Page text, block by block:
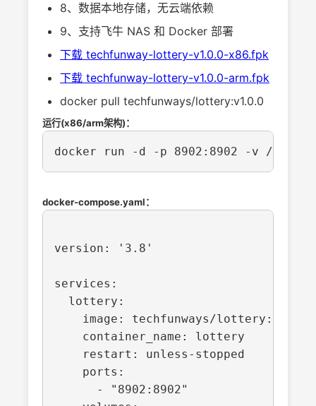
8、数据本地存储，无云端依赖
9、支持飞牛 NAS 和 Docker 部署
下载 techfunway-lottery-v1.0.0-x86.fpk
下载 techfunway-lottery-v1.0.0-arm.fpk
docker pull techfunways/lottery:v1.0.0
运行(x86/arm架构)：
docker run -d -p 8902:8902 -v /
docker-compose.yaml：
version: '3.8'
services:
  lottery:
    image: techfunways/lottery:v1.0.0
    container_name: lottery
    restart: unless-stopped
    ports:
      - "8902:8902"